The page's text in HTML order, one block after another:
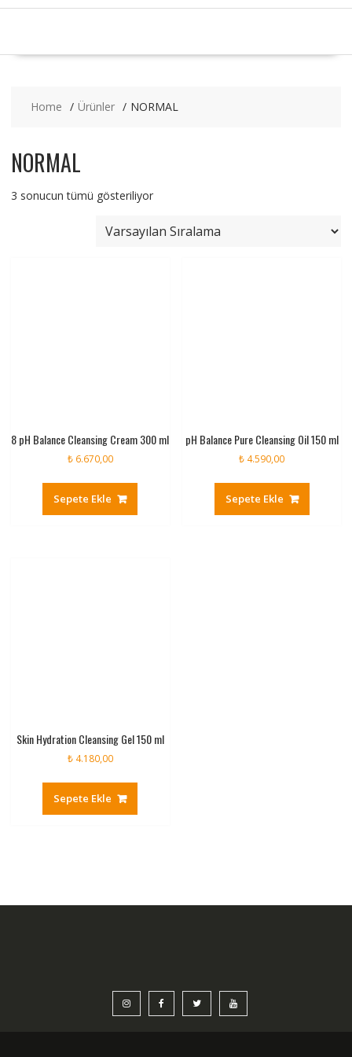
Home Ürünler NORMAL
NORMAL
3 sonucun tümü gösteriliyor
8 pH Balance Cleansing Cream 300 ml
₺6.670,00
Sepete Ekle
pH Balance Pure Cleansing Oil 150 ml
₺ 4.590,00
Sepete Ekle
Skin Hydration Cleansing Gel 150 ml
₺4.180,00
Sepete Ekle